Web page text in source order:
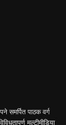
समर्पित पाठक वर्ग
मल्टीमीडिया